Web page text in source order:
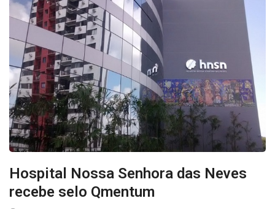
Hospital Nossa Senhora das Neves
recebe selo Qmentum